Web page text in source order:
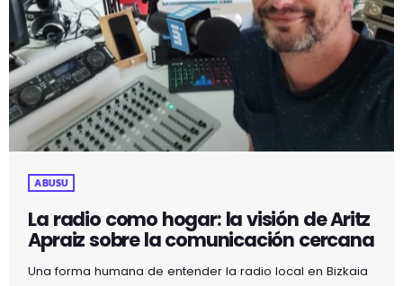
ABUSU
La radio como hogar: la visión de Aritz
Apraiz sobre la comunicación cercana
Una forma humana de entender la radio local en Bizkaia